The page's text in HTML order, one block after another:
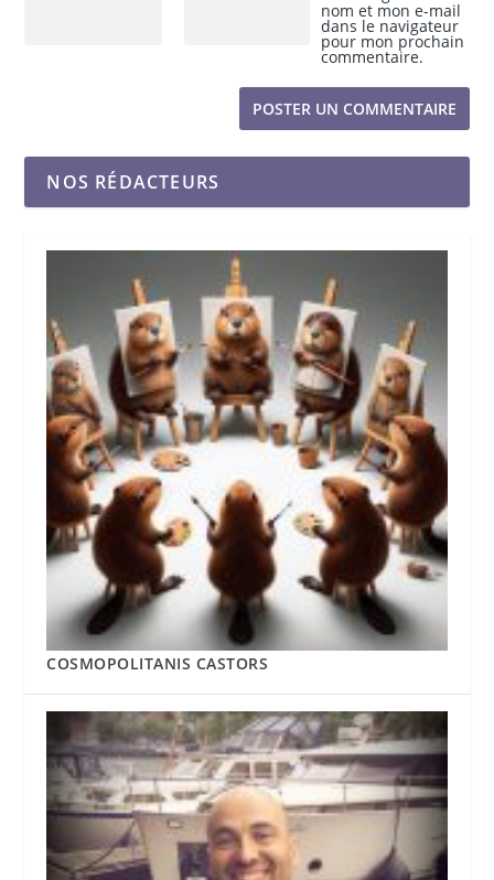
nom et mon e-mail
dans le navigateur
pour mon prochain
commentaire.
NOS RÉDACTEURS
COSMOPOLITANIS CASTORS